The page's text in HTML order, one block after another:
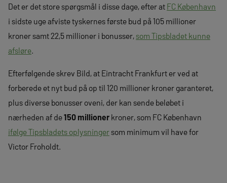
Det er det store spørgsmål i disse dage, efter at FC København
i sidste uge afviste tyskernes første bud på 105 millioner
kroner samt 22,5 millioner i bonusser, som Tipsbladet kunne
afsløre.
Efterfølgende skrev Bild, at Eintracht Frankfurt er ved at
forberede et nyt bud på op til 120 millioner kroner garanteret,
plus diverse bonusser oveni, der kan sende beløbet i
nærheden af de150 millioner kroner, som FC København
ifølge Tipsbladets oplysningersom minimum vil have for
Victor Froholdt.